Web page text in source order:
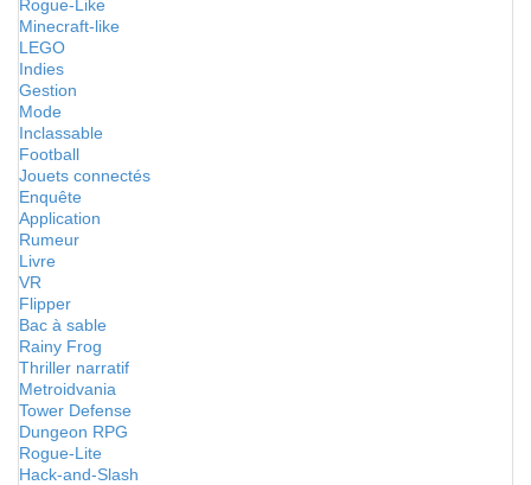
Rogue-Like
Minecraft-like
LEGO
Indies
Gestion
Mode
Inclassable
Football
Jouets connectés
Enquête
Application
Rumeur
Livre
VR
Flipper
Bac à sable
Rainy Frog
Thriller narratif
Metroidvania
Tower Defense
Dungeon RPG
Rogue-Lite
Hack-and-Slash